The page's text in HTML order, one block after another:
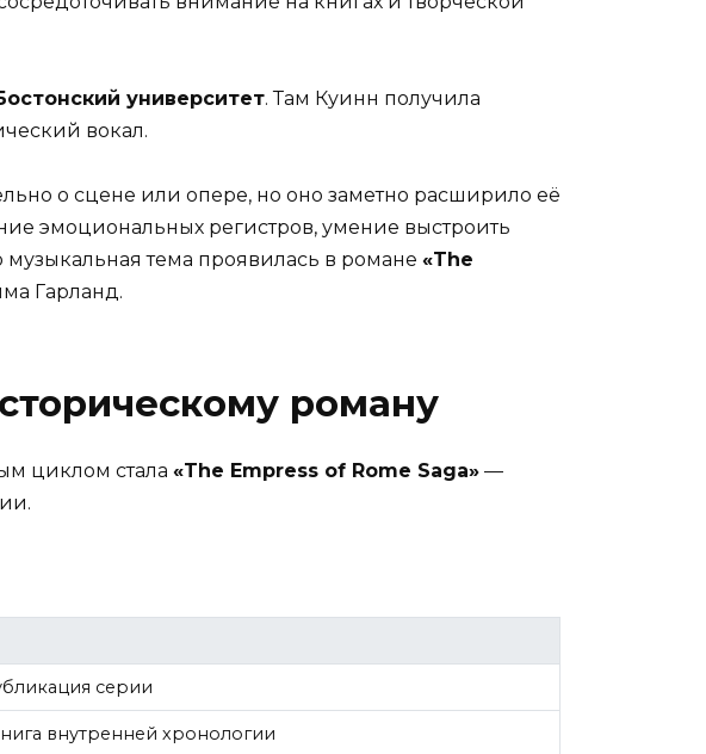
университет. Там Куинн получила
вокал.
о сцене или опере, но оно заметно расширило её
эмоциональных регистров, умение выстроить
тема проявилась в романе «The
Гарланд.
роману
циклом стала «The Empress of Rome Saga» —
серии
внутренней хронологии